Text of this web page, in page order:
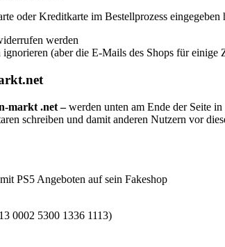
oder Kreditkarte im Bestellprozess eingegeben
werden
(aber die E-Mails des Shops für einige
markt .net –werden unten am Ende der Seite
schreiben und damit anderen Nutzern vor
PS5 Angeboten auf sein Fakeshop
0002 5300 1336 1113)